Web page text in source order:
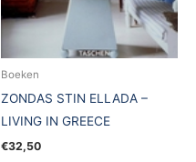
Boeken
ZONDAS STIN ELLADA –
LIVING IN GREECE
€32,50